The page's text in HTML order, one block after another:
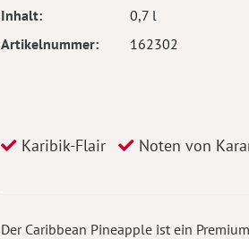
Inhalt
0,7 l
Artikelnummer
162302
Karibik-Flair Noten von
Der Caribbean Pineapple ist ein